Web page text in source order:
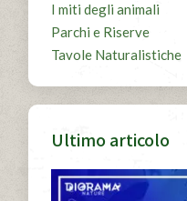
I miti degli animali
Parchi e Riserve
Tavole Naturalistiche
Ultimo articolo